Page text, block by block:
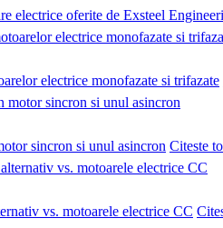
electrice oferite de Exsteel
electrice monofazate si trifazate
sincron si unul asincron Citeste
vs. motoarele electrice CC